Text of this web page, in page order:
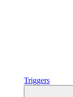
Triggers